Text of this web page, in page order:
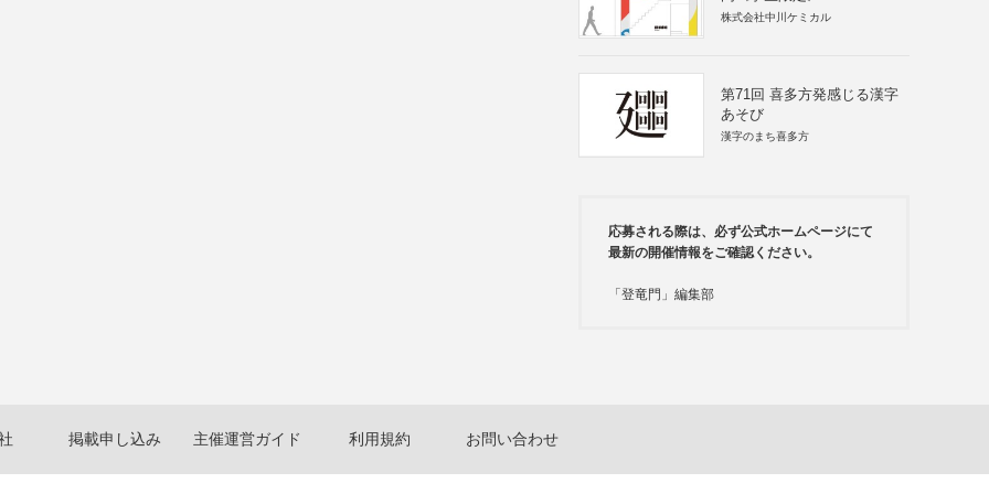
株式会社中川ケミカル
第71回 喜多方発感じる漢字
あそび
漢字のまち喜多方
応募される際は、必ず公式ホームページにて
最新の開催情報をご確認ください。
「登竜門」編集部
掲載申し込み 主催運営ガイド 利用規約 お問い合わせ